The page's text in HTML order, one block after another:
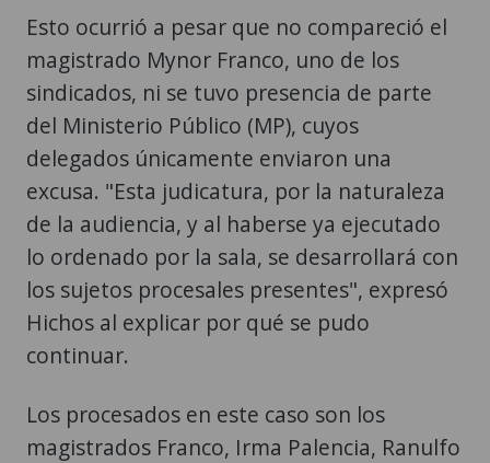
Esto ocurrió a pesar que no compareció el
magistrado Mynor Franco, uno de los
sindicados, ni se tuvo presencia de parte
del Ministerio Público (MP), cuyos
delegados únicamente enviaron una
excusa. "Esta judicatura, por la naturaleza
de la audiencia, y al haberse ya ejecutado
lo ordenado por la sala, se desarrollará con
los sujetos procesales presentes", expresó
Hichos al explicar por qué se pudo
continuar.
Los procesados en este caso son los
magistrados Franco, Irma Palencia, Ranulfo